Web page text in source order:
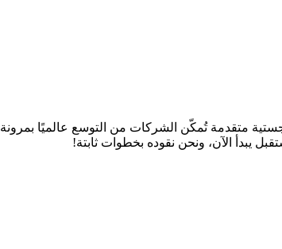
متقدمة تُمكّن الشركات من التوسع عالميًا بمرونة
يبدأ الآن، ونحن نقوده بخطوات ثابتة!